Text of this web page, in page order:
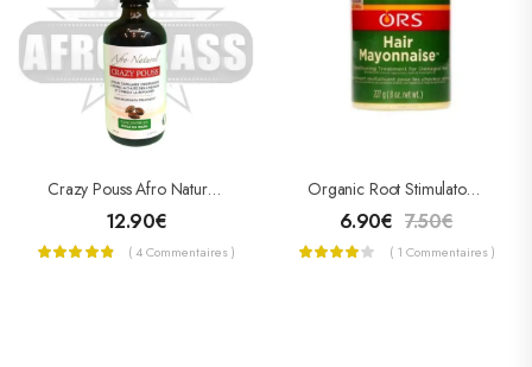
Crazy Pouss Afro Naturel Lotion Capillaire
12.90€
( 4 Commentaires )
Organic Root Stimulator Traitement Hair Mayonnaise 227g
6.90€ 7.50€
( 1 Commentaires )